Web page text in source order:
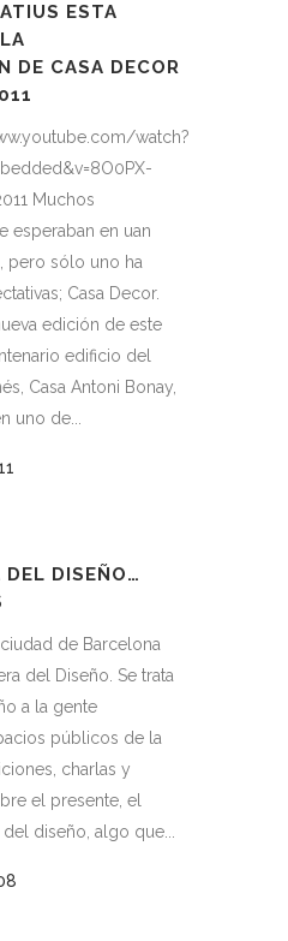
ESTA
DE CASA DECOR
watch?
Muchos
esperaban en uan
pero sólo uno ha
Casa Decor.
edición de este
edificio del
Casa Antoni Bonay,
uno de...
DEL DISEÑO…
de Barcelona
del Diseño. Se trata
a la gente
públicos de la
charlas y
el presente, el
diseño, algo que...